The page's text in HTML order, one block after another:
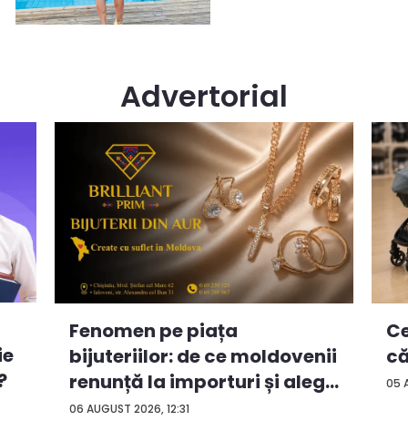
Advertorial
06 AUGUST 2026, 12:31
Fenomen pe piața
bijuteriilor: de ce moldovenii
renunță la importuri și aleg
...
05